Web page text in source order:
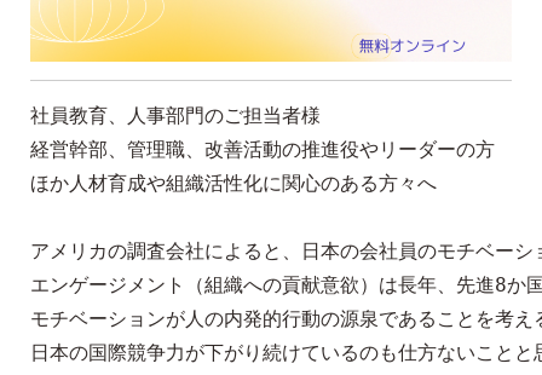
社員教育、人事部門のご担当者様
経営幹部、管理職、改善活動の推進役やリーダーの方
ほか人材育成や組織活性化に関心のある方々へ
アメリカの調査会社によると、日本の会社員のモチベー
エンゲージメント（組織への貢献意欲）は長年、先進8か
モチベーションが人の内発的行動の源泉であることを考
日本の国際競争力が下がり続けているのも仕方ないことと